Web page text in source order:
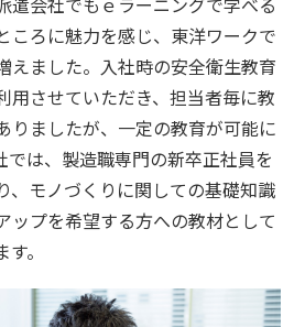
ころに魅力を感じ、東洋ワークで
えました。入社時の安全衛生教育
用させていただき、担当者毎に教
りましたが、一定の教育が可能に
では、製造職専門の新卒正社員を
、モノづくりに関しての基礎知識
ップを希望する方への教材として
。